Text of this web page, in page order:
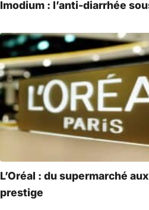
Imodium : l’anti-diarrhée
L’Oréal : du supermarché
prestige